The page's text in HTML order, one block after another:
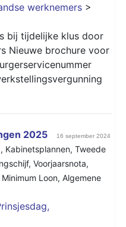
werknemers >
bij tijdelijke klus door
Nieuwe brochure voor
2025 16 september 2024
, Kabinetsplannen, Tweede
, Voorjaarsnota,
Minimum Loon, Algemene